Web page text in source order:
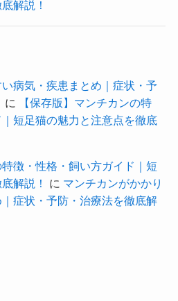
解説！
病気・疾患まとめ｜症状・予
に
【保存版】マンチカンの特
短足猫の魅力と注意点を徹底
特徴・性格・飼い方ガイド｜短
解説！
に マンチカンがかかり
症状・予防・治療法を徹底解